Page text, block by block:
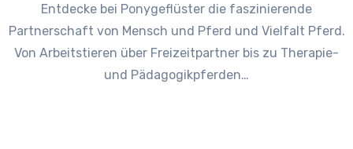
Entdecke bei Ponygeflüster die faszinierende
Partnerschaft von Mensch und Pferd und Vielfalt Pferd.
Von Arbeitstieren über Freizeitpartner bis zu Therapie-
und Pädagogikpferden…